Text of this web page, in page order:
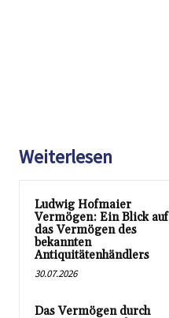
Weiterlesen
Ludwig Hofmaier
Vermögen: Ein Blick auf
das Vermögen des
bekannten
Antiquitätenhändlers
30.07.2026
Das Vermögen durch